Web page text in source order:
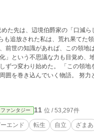
た先は、辺境伯爵家の「口減
も追放された私は、荒れ果てた
世の知識があれば、この領地
」という不思議な力も目覚め、
ずつ変わり始めた。 「この領
囲を巻き込んでいく物語。 努
ファンタジー 11 位 / 53,297件
エンド 転生 自立 ざまあ